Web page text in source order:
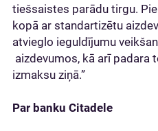
tiešsaistes parādu tirgu.
kopā ar standartizētu
atvieglo ieguldījumu
aizdevumos, kā arī padara
izmaksu ziņā.”
Par banku Citadele